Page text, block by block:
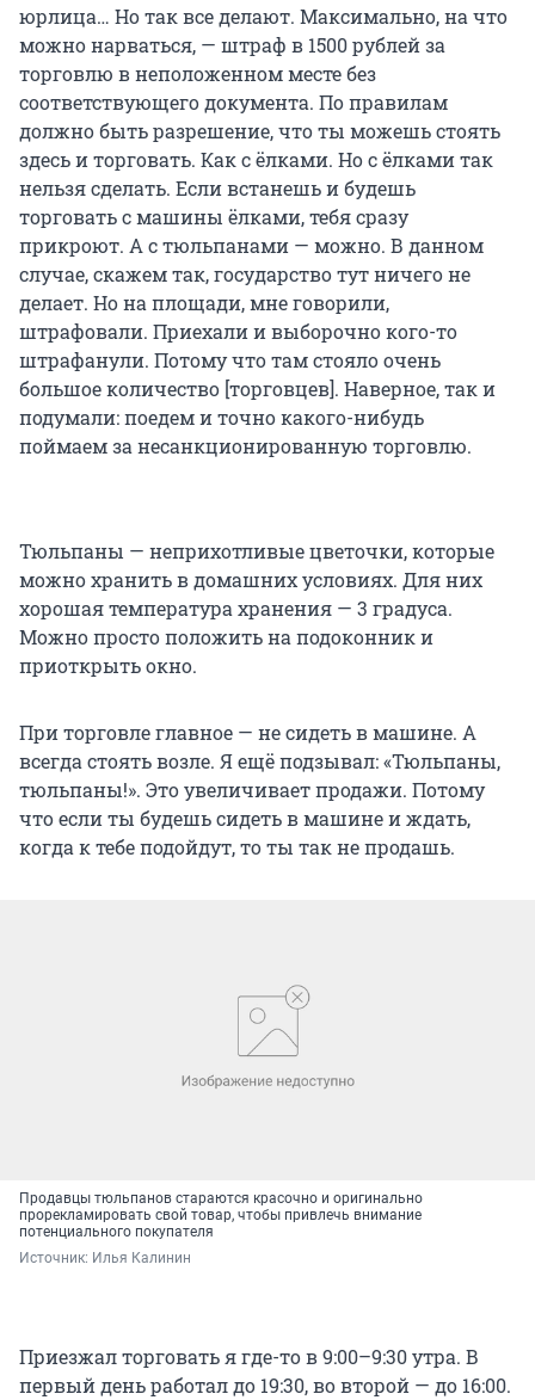
юрлица… Но так все делают. Максимально, на что
можно нарваться, — штраф в 1500 рублей за
торговлю в неположенном месте без
соответствующего документа. По правилам
должно быть разрешение, что ты можешь стоять
здесь и торговать. Как с ёлками. Но с ёлками так
нельзя сделать. Если встанешь и будешь
торговать с машины ёлками, тебя сразу
прикроют. А с тюльпанами — можно. В данном
случае, скажем так, государство тут ничего не
делает. Но на площади, мне говорили,
штрафовали. Приехали и выборочно кого-то
штрафанули. Потому что там стояло очень
большое количество [торговцев]. Наверное, так и
подумали: поедем и точно какого-нибудь
поймаем за несанкционированную торговлю.
Тюльпаны — неприхотливые цветочки, которые
можно хранить в домашних условиях. Для них
хорошая температура хранения — 3 градуса.
Можно просто положить на подоконник и
приоткрыть окно.
При торговле главное — не сидеть в машине. А
всегда стоять возле. Я ещё подзывал: «Тюльпаны,
тюльпаны!». Это увеличивает продажи. Потому
что если ты будешь сидеть в машине и ждать,
когда к тебе подойдут, то ты так не продашь.
Продавцы тюльпанов стараются красочно и оригинально
прорекламировать свой товар, чтобы привлечь внимание
потенциального покупателя
Источник: Илья Калинин
Приезжал торговать я где-то в 9:00–9:30 утра. В
первый день работал до 19:30, во второй — до 16:00.